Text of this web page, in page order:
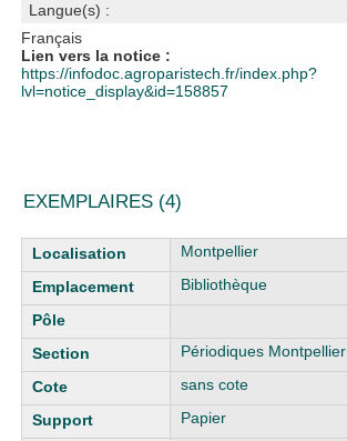
Langue(s) :
Français
Lien vers la notice :
https://infodoc.agroparistech.fr/index.php?
lvl=notice_display&id=158857
EXEMPLAIRES (4)
Liste des exemplaires
Montpellier
Bibliothèque
Périodiques Montpellier
sans cote
Papier